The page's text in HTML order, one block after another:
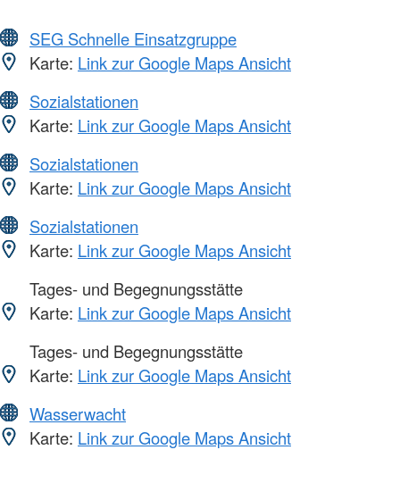
SEG Schnelle Einsatzgruppe
Karte: Link zur Google Maps Ansicht
Sozialstationen
Karte: Link zur Google Maps Ansicht
Sozialstationen
Karte: Link zur Google Maps Ansicht
Sozialstationen
Karte: Link zur Google Maps Ansicht
Tages- und Begegnungsstätte
Karte: Link zur Google Maps Ansicht
Tages- und Begegnungsstätte
Karte: Link zur Google Maps Ansicht
Wasserwacht
Karte: Link zur Google Maps Ansicht